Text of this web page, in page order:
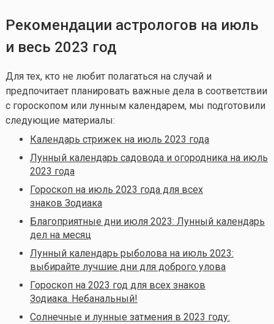
Рекомендации астрологов на июль
и весь 2023 год
Для тех, кто не любит полагаться на случай и
предпочитает планировать важные дела в соответствии
с гороскопом или лунным календарем, мы подготовили
следующие материалы:
Календарь стрижек на июль 2023 года
Лунный календарь садовода и огородника на июль
2023 года
Гороскоп на июль 2023 года для всех
знаков Зодиака
Благоприятные дни июля 2023: Лунный календарь
дел на месяц
Лунный календарь рыболова на июль 2023:
выбирайте лучшие дни для доброго улова
Гороскоп на 2023 год для всех знаков
Зодиака. Небанальный!
Солнечные и лунные затмения в 2023 году: